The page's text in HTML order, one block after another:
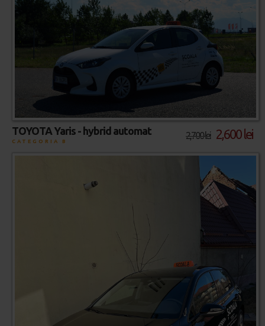
2,700 lei 2,600 lei
TOYOTA Yaris - hybrid automat
CATEGORIA B